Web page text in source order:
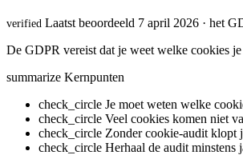
verified Laatst beoordeeld 7 april 2026 · het
De GDPR vereist dat je weet welke cookies
summarize Kernpunten
check_circle Je moet weten welke
check_circle Veel cookies komen niet
check_circle Zonder cookie-audit klopt
check_circle Herhaal de audit